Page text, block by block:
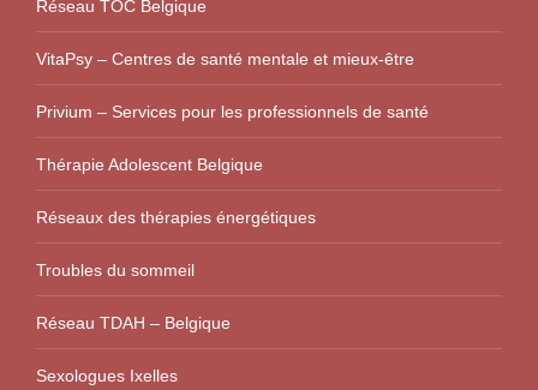
Réseau TOC Belgique
VitaPsy – Centres de santé mentale et mieux-être
Privium – Services pour les professionnels de santé
Thérapie Adolescent Belgique
Réseaux des thérapies énergétiques
Troubles du sommeil
Réseau TDAH – Belgique
Sexologues Ixelles